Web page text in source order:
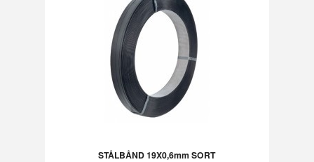
STÅLBÅND 19X0,6mm SORT